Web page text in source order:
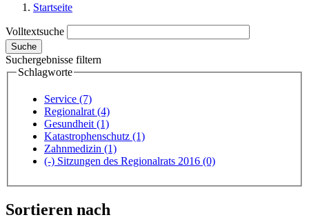
Startseite
Volltextsuche
Suche
Suchergebnisse filtern
Schlagworte
Service (7)
Regionalrat (4)
Gesundheit (1)
Katastrophenschutz (1)
Zahnmedizin (1)
(-) Sitzungen des Regionalrats 2016 (0)
Sortieren nach